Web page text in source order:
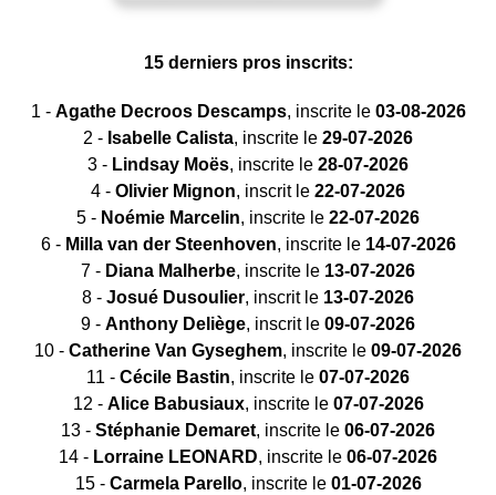
15 derniers pros inscrits:
1 - Agathe Decroos Descamps, inscrite le 03-08-2026
2 - Isabelle Calista, inscrite le 29-07-2026
3 - Lindsay Moës, inscrite le 28-07-2026
4 - Olivier Mignon, inscrit le 22-07-2026
5 - Noémie Marcelin, inscrite le 22-07-2026
6 - Milla van der Steenhoven, inscrite le 14-07-2026
7 - Diana Malherbe, inscrite le 13-07-2026
8 - Josué Dusoulier, inscrit le 13-07-2026
9 - Anthony Deliège, inscrit le 09-07-2026
10 - Catherine Van Gyseghem, inscrite le 09-07-2026
11 - Cécile Bastin, inscrite le 07-07-2026
12 - Alice Babusiaux, inscrite le 07-07-2026
13 - Stéphanie Demaret, inscrite le 06-07-2026
14 - Lorraine LEONARD, inscrite le 06-07-2026
15 - Carmela Parello, inscrite le 01-07-2026